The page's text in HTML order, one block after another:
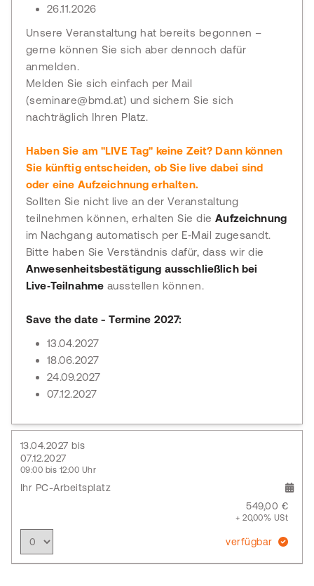
26.11.2026
Unsere Veranstaltung hat bereits begonnen –
gerne können Sie sich aber dennoch dafür
anmelden.
Melden Sie sich einfach per Mail
(seminare@bmd.at) und sichern Sie sich
nachträglich Ihren Platz.
Haben Sie am "LIVE Tag" keine Zeit? Dann können
Sie künftig entscheiden, ob Sie live dabei sind
oder eine Aufzeichnung erhalten.
Sollten Sie nicht live an der Veranstaltung
teilnehmen können, erhalten Sie dieAufzeichnung
im Nachgang automatisch per E‑Mail zugesandt.
Bitte haben Sie Verständnis dafür, dass wir die
Anwesenheitsbestätigung ausschließlich bei
Live‑Teilnahme ausstellen können.
Save the date - Termine 2027:
13.04.2027
18.06.2027
24.09.2027
07.12.2027
13.04.2027 bis
07.12.2027
09:00 bis 12:00 Uhr
Ihr PC-Arbeitsplatz
549,00 €
+ 20,00% USt
verfügbar